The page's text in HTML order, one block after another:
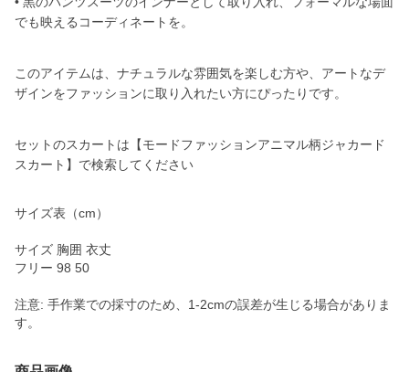
でも映えるコーディネートを。
このアイテムは、ナチュラルな雰囲気を楽しむ方や、アートなデ
ザインをファッションに取り入れたい方にぴったりです。
セットのスカートは【モードファッションアニマル柄ジャカード
スカート】で検索してください
サイズ表（cm）
サイズ 胸囲 衣丈
フリー 98 50
注意: 手作業での採寸のため、1-2cmの誤差が生じる場合がありま
す。